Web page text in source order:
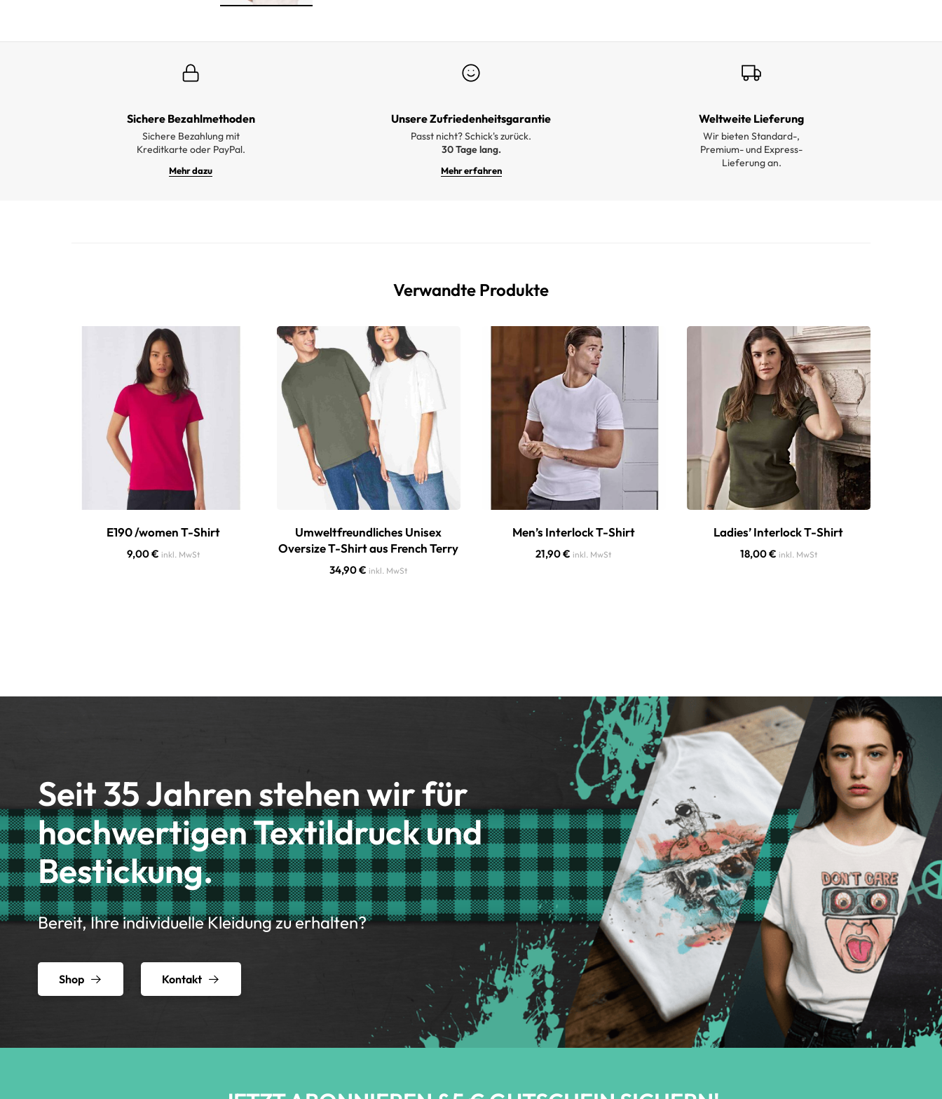
Sichere Bezahlmethoden
Sichere Bezahlung mit
Kreditkarte oder PayPal.
Mehr dazu
Unsere Zufriedenheitsgarantie
Passt nicht? Schick's zurück.
30 Tage lang.
Mehr erfahren
Weltweite Lieferung
Wir bieten Standard-,
Premium- und Express-
Lieferung an.
Verwandte Produkte
E190 /women T-Shirt
9,00€ inkl. MwSt
Umweltfreundliches Unisex
Oversize T-Shirt aus French Terry
34,90€ inkl. MwSt
Men’s Interlock T-Shirt
21,90€ inkl. MwSt
Ladies’ Interlock T-Shirt
18,00€ inkl. MwSt
Seit 35 Jahren stehen wir für
hochwertigen Textildruck und
Bestickung.
Bereit, Ihre individuelle Kleidung zu erhalten?
Shop Kontakt